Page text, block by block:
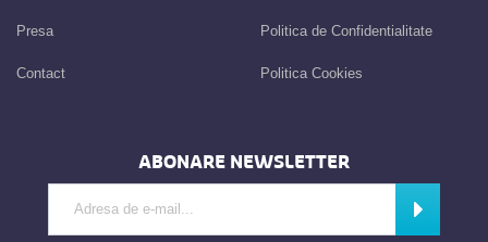
Presa
Contact
Politica de Confidentialitate
Politica Cookies
ABONARE NEWSLETTER